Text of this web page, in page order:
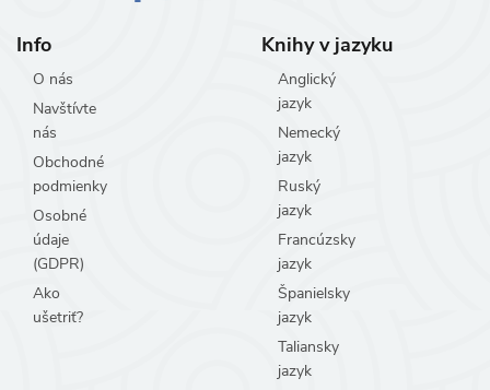
Info
O nás
Navštívte
nás
Obchodné
podmienky
Osobné
údaje
(GDPR)
Ako
ušetriť?
Knihy v jazyku
Anglický
jazyk
Nemecký
jazyk
Ruský
jazyk
Francúzsky
jazyk
Španielsky
jazyk
Taliansky
jazyk